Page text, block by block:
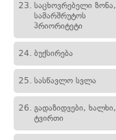
23. საცხოვრებელი ზონა,
სამარშრუტოს
პრიორიტეტი
24. ბუქსირება
25. სასწავლო სვლა
26. გადაზიდვები, ხალხი,
ტვირთი